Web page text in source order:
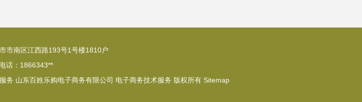
市南区江西路193号1号楼1810户
电话：1866343**
务 山东百姓乐购电子商务有限公司 电子商务技术服务 版权所有 Sitemap